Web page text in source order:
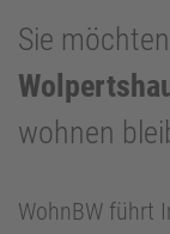
Sie
wohnen
WohnBW führt